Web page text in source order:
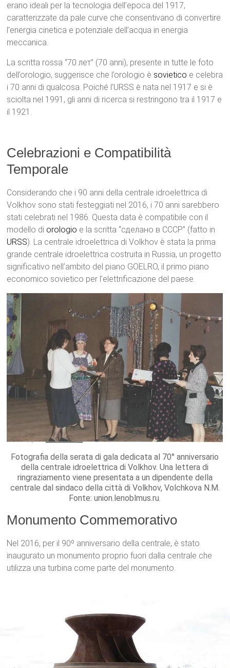
erano ideali per la tecnologia dell’epoca del 1917,
caratterizzate da pale curve che consentivano di convertire
l’energia cinetica e potenziale dell’acqua in energia
meccanica.
La scritta rossa “70 лет” (70 anni), presente in tutte le foto
dell’orologio, suggerisce che l’orologio è sovietico e celebra
i 70 anni di qualcosa. Poiché l’URSS è nata nel 1917 e si è
sciolta nel 1991, gli anni di ricerca si restringono tra il 1917 e
il 1921.
Celebrazioni e Compatibilità
Temporale
Considerando che i 90 anni della centrale idroelettrica di
Volkhov sono stati festeggiati nel 2016, i 70 anni sarebbero
stati celebrati nel 1986. Questa data è compatibile con il
modello di orologio e la scritta “сделано в СССР” (fatto in
URSS). La centrale idroelettrica di Volkhov è stata la prima
grande centrale idroelettrica costruita in Russia, un progetto
significativo nell’ambito del piano GOELRO, il primo piano
economico sovietico per l’elettrificazione del paese.
Fotografia della serata di gala dedicata al 70° anniversario
della centrale idroelettrica di Volkhov. Una lettera di
ringraziamento viene presentata a un dipendente della
centrale dal sindaco della città di Volkhov, Volchkova N.M.
Fonte: union.lenoblmus.ru.
Monumento Commemorativo
Nel 2016, per il 90º anniversario della centrale, è stato
inaugurato un monumento proprio fuori dalla centrale che
utilizza una turbina come parte del monumento.